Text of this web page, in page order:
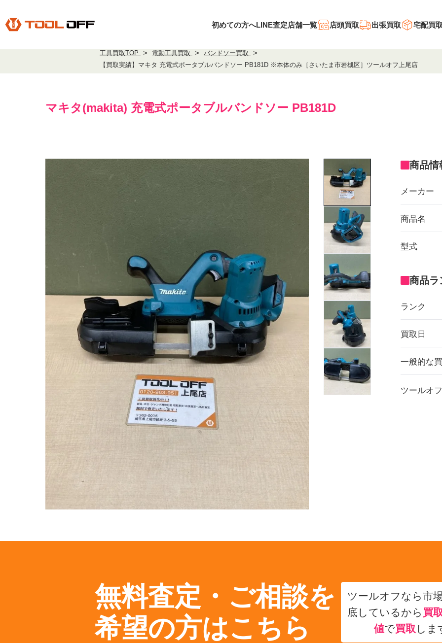
初めての方へLINE査定店舗一覧 店頭買取 出張買取 宅配買取
工具買取TOP 電動工具買取
バンドソー買取
【買取実績】マキタ 充電式ポータブルバンドソー PB181D ※本体のみ［さいたま市岩槻区］ツールオフ上尾店
マキタ(makita) 充電式ポータブルバンドソー PB181D
商品情
メーカー
商品名
型式
商品ラ
ランク
買取日
一般的な
ツールオ
無料査定・ご相談を
希望の方はこちら
ツールオフなら市
底しているから 買
値で買取 しま